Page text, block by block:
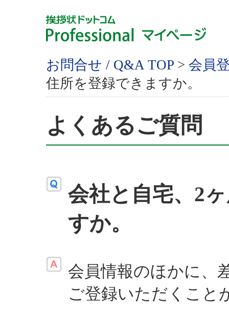
お問合せ / Q&A TOP > 会員
住所を登録できますか。
よくあるご質問
会社と自宅、2
すか。
会員情報のほかに、
ご登録いただくこと